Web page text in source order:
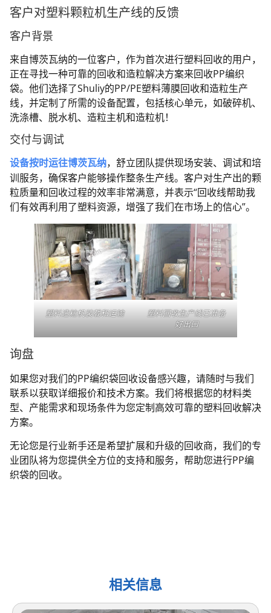
客户对塑料颗粒机生产线的反馈
客户背景
来自博茨瓦纳的一位客户，作为首次进行塑料回收的用户，
正在寻找一种可靠的回收和造粒解决方案来回收PP编织
袋。他们选择了Shuliy的PP/PE塑料薄膜回收和造粒生产
线，并定制了所需的设备配置，包括核心单元，如破碎机、
洗涤槽、脱水机、造粒主机和造粒机！
交付与调试
设备按时运往博茨瓦纳，舒立团队提供现场安装、调试和培
训服务，确保客户能够操作整条生产线。客户对生产出的颗
粒质量和回收过程的效率非常满意，并表示“回收线帮助我
们有效再利用了塑料资源，增强了我们在市场上的信心”。
塑料造粒机装载和运输
塑料回收生产线已准备
好出口
询盘
如果您对我们的PP编织袋回收设备感兴趣，请随时与我们
联系以获取详细报价和技术方案。我们将根据您的材料类
型、产能需求和现场条件为您定制高效可靠的塑料回收解决
方案。
无论您是行业新手还是希望扩展和升级的回收商，我们的专
业团队将为您提供全方位的支持和服务，帮助您进行PP编
织袋的回收。
相关信息